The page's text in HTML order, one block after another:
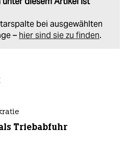
bei ausgewählten
– hier sind sie zu finden.
Triebabfuhr